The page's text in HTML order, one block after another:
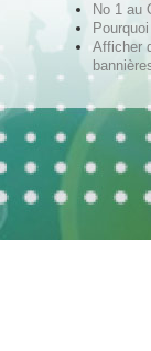
No 1 au
Afficher